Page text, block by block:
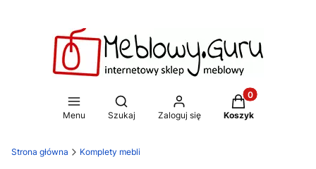
Menu
Otwórz wyszukiwarkę
Szukaj Zaloguj się
Produkty w
Koszyk
Strona główna Komplety mebli